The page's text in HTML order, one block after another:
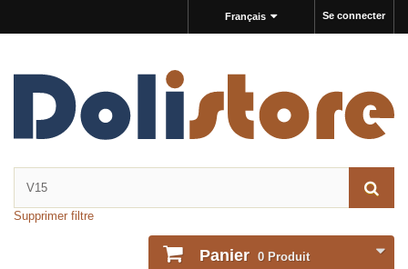
Se connecter
Français
Supprimer filtre
Panier 0 Produit